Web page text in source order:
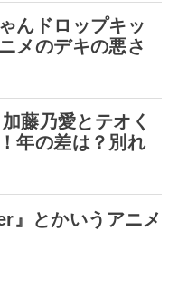
んドロップキッ
メのデキの悪さ
藤乃愛とテオく
年の差は？別れ
』とかいうアニメ